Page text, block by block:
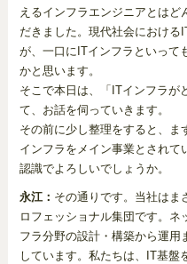
えるインフラエンジニアとは
だきました。現代社会における
が、一口にITインフラといって
かと思います。
そこで本日は、「ITインフラが
て、お話を伺っていきます。
その前に少し整理をすると、
インフラをメイン事業とされて
認識でよろしいでしょうか。
永江： その通りです。当社はま
ロフェッショナル集団です。
フラ分野の設計・構築から運
しています。私たちは、IT基盤